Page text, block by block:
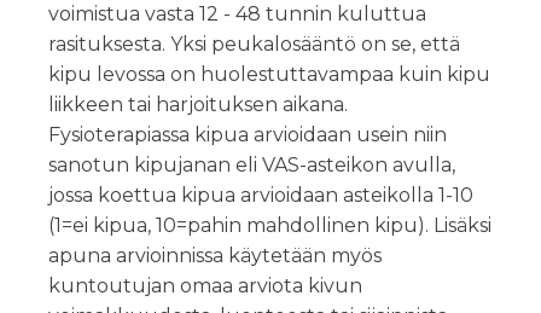
voimistua vasta 12 - 48 tunnin kuluttua
rasituksesta. Yksi peukalosääntö on se, että
kipu levossa on huolestuttavampaa kuin kipu
liikkeen tai harjoituksen aikana.
Fysioterapiassa kipua arvioidaan usein niin
sanotun kipujanan eli VAS-asteikon avulla,
jossa koettua kipua arvioidaan asteikolla 1-10
(1=ei kipua, 10=pahin mahdollinen kipu). Lisäksi
apuna arvioinnissa käytetään myös
kuntoutujan omaa arviota kivun